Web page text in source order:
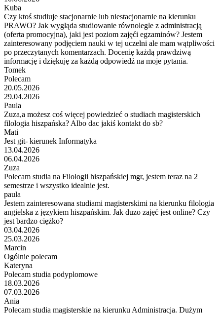
Kuba
Czy ktoś studiuje stacjonarnie lub niestacjonarnie na kierunku
PRAWO? Jak wygląda studiowanie równolegle z administracją
(oferta promocyjna), jaki jest poziom zajęći egzaminów? Jestem
zainteresowany podjęciem nauki w tej uczelni ale mam wątpliwości
po przeczytanych komentarzach. Docenię każdą prawdziwą
informację i dziękuję za każdą odpowiedź na moje pytania.
Tomek
Polecam
20.05.2026
29.04.2026
Paula
Zuza,a możesz coś więcej powiedzieć o studiach magisterskich
filologia hiszpańska? Albo dac jakiś kontakt do sb?
Mati
Jest git- kierunek Informatyka
13.04.2026
06.04.2026
Zuza
Polecam studia na Filologii hiszpańskiej mgr, jestem teraz na 2
semestrze i wszystko idealnie jest.
paula
Jestem zainteresowana studiami magisterskimi na kierunku filologia
angielska z językiem hiszpańskim. Jak duzo zajęć jest online? Czy
jest bardzo ciężko?
03.04.2026
25.03.2026
Marcin
Ogólnie polecam
Kateryna
Polecam studia podyplomowe
18.03.2026
07.03.2026
Ania
Polecam studia magisterskie na kierunku Administracja. Dużym